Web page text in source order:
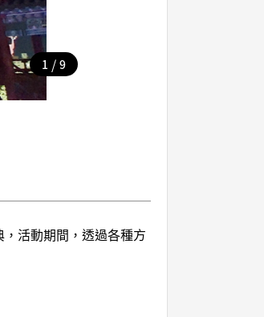
1 / 9
活動期間，透過各種方